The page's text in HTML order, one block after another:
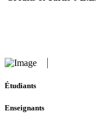
Étudiants
Enseignants